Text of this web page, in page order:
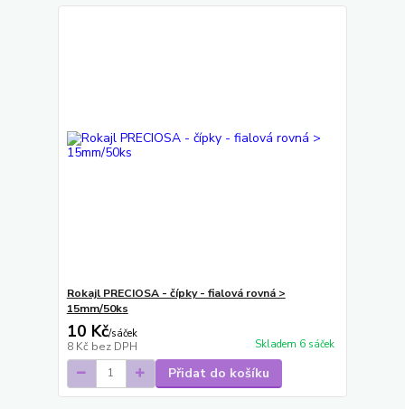
Rokajl PRECIOSA - čípky - fialová rovná >
15mm/50ks
10 Kč/sáček
8 Kč bez DPH Skladem 6 sáček
Přidat do košíku